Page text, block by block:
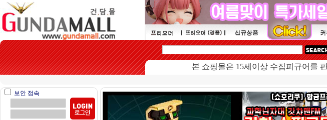
본 쇼핑몰은 15세이상 수집피규어를 판매하
보안 접속